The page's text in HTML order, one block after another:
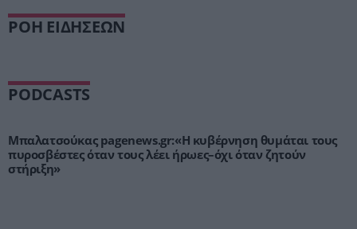
ΡΟΗ ΕΙΔΗΣΕΩΝ
PODCASTS
Μπαλατσούκας pagenews.gr:«Η κυβέρνηση θυμάται τους
πυροσβέστες όταν τους λέει ήρωες–όχι όταν ζητούν
στήριξη»